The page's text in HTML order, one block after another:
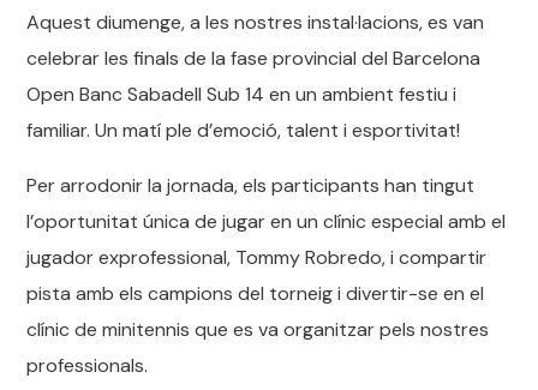
Aquest diumenge, a les nostres instal·lacions, es van
celebrar les finals de la fase provincial del Barcelona
Open Banc Sabadell Sub 14 en un ambient festiu i
familiar. Un matí ple d’emoció, talent i esportivitat!
Per arrodonir la jornada, els participants han tingut
l’oportunitat única de jugar en un clínic especial amb el
jugador exprofessional, Tommy Robredo, i compartir
pista amb els campions del torneig i divertir-se en el
clínic de minitennis que es va organitzar pels nostres
professionals.